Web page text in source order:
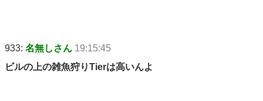
933: 名無しさん 19:15:45
ビルの上の雑魚狩りTierは高いんよ